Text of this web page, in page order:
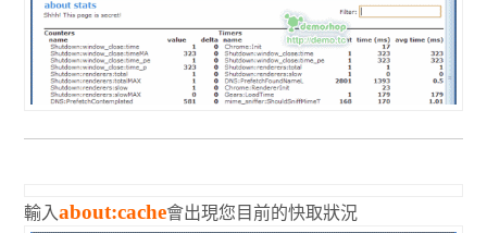
輸入about:cache會出現您目前的快取狀況